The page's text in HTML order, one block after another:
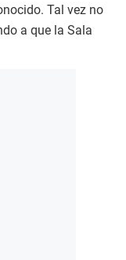
Tal vez no
a que la Sala